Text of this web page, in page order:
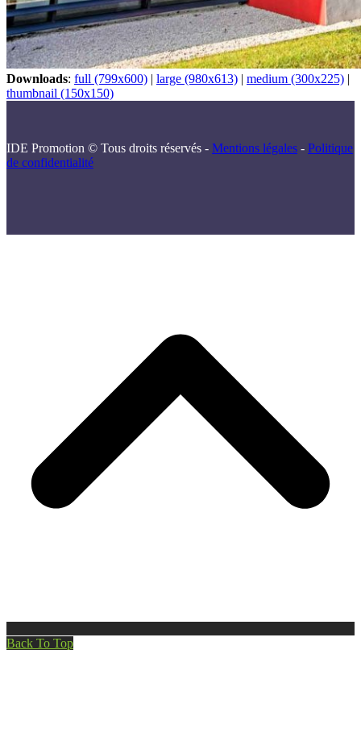
Downloads: full (799x600) | large (980x613) | medium (300x225) |
thumbnail (150x150)
IDE Promotion © Tous droits réservés - Mentions légales - Politique
de confidentialité
Back To Top